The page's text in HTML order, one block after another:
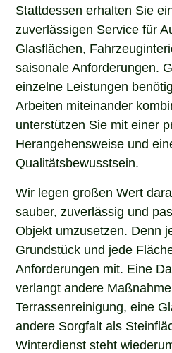
Stattdessen erhalten Sie
zuverlässigen Service für
Glasflächen,
saisonale Anforderungen.
einzelne Leistungen
Arbeiten miteinander
unterstützen Sie mit einer
Herangehensweise und
Qualitätsbewusstsein.
Wir legen großen Wert
sauber, zuverlässig und
Objekt umzusetzen. Denn
Grundstück und jede
Anforderungen mit. Eine
verlangt andere
Terrassenreinigung, eine
andere Sorgfalt als
Winterdienst steht